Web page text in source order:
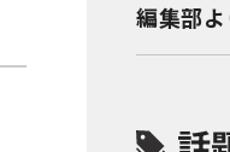
編集部よ